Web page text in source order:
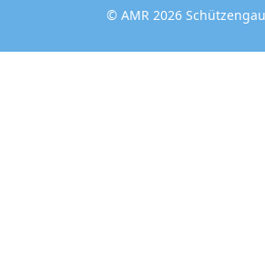
© AMR 2026